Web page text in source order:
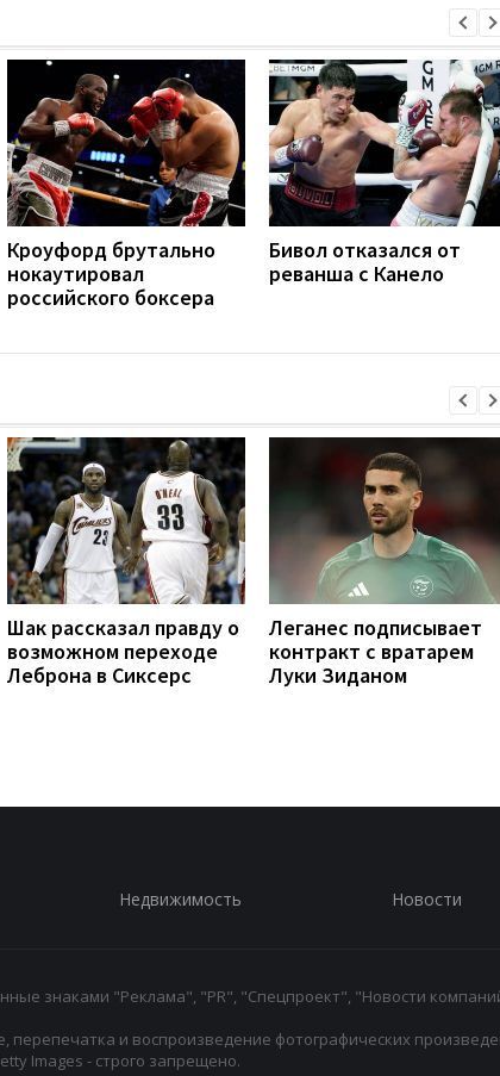
Кроуфорд брутально
нокаутировал
российского боксера
Бивол отказался от
реванша с Канело
Шак рассказал правду о
возможном переходе
Леброна в Сиксерс
Леганес подписывает
контракт с вратарем
Луки Зиданом
Недвижимость Новости
знаками "Реклама", "PR", "Спецпроект", "Новости
перепечатка и воспроизведение фотографических
Images - строго запрещено.